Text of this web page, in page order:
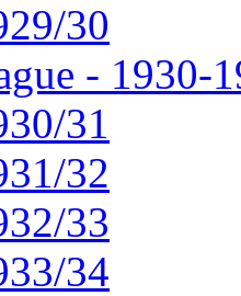
30
- 1930-
31
32
33
34